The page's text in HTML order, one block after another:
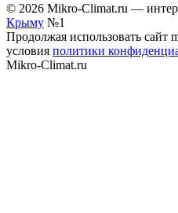
© 2026 Mikro-Climat.ru —
Крыму №1
Продолжая использовать
условия политики
Mikro-Climat.ru